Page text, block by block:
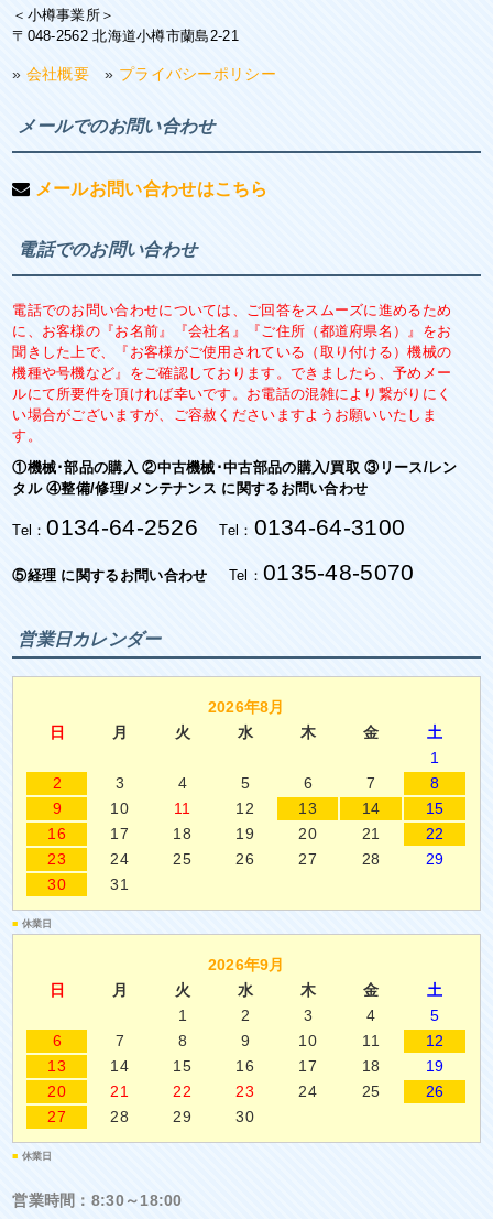
＜小樽事業所＞
〒048-2562 北海道小樽市蘭島2-21
» 会社概要 » プライバシーポリシー
メールでのお問い合わせ
メールお問い合わせはこちら
電話でのお問い合わせ
電話でのお問い合わせについては、ご回答をスムーズに進めるため
に、お客様の『お名前』『会社名』『ご住所（都道府県名）』をお
聞きした上で、『お客様がご使用されている（取り付ける）機械の
機種や号機など』をご確認しております。できましたら、予めメー
ルにて所要件を頂ければ幸いです。お電話の混雑により繋がりにく
い場合がございますが、ご容赦くださいますようお願いいたしま
す。
①機械･部品の購入 ②中古機械･中古部品の購入/買取 ③リース/レン
タル ④整備/修理/メンテナンス に関するお問い合わせ
Tel：0134-64-2526 Tel： 0134-64-3100
⑤経理 に関するお問い合わせ Tel： 0135-48-5070
営業日カレンダー
2026年8月
日
月 火 水 木 金
土
1
2
3 4 5 6 7
8
9
10 11 12 13 14
15
16
17 18 19 20 21
22
23
24 25 26 27 28
29
30
31
■ 休業日
2026年9月
日
月 火 水 木 金
土
1
2 3 4
5
6
7 8 9 10 11
12
13
14 15 16 17 18
19
20
21 22 23 24 25
26
27
28 29 30
■ 休業日
営業時間：8:30～18:00